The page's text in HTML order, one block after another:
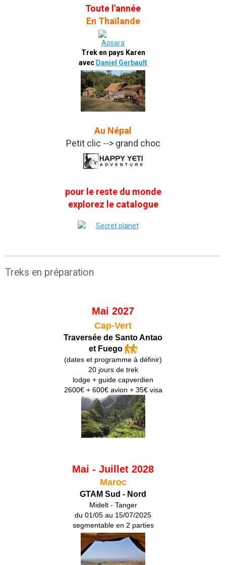
Toute l'année
En Thaïlande
Trek en pays Karen
avec Daniel Gerbault
Au Népal
Petit clic --> grand choc
pour le reste du monde
explorez le catalogue
Treks en préparation
Mai 2027
Cap-Vert
Traversée de Santo Antao
et Fuego
(dates et programme à définir)
20 jours de trek
lodge + guide capverdien
2600€ + 600€ avion + 35€ visa
Mai - Juillet 2028
Maroc
GTAM Sud - Nord
Midelt - Tanger
du 01/05 au 15/07/2025
segmentable en 2 parties